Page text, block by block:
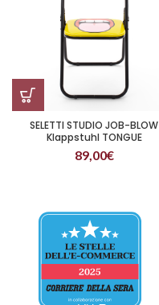
SELETTI STUDIO JOB-BLOW
Klappstuhl TONGUE
89,00€